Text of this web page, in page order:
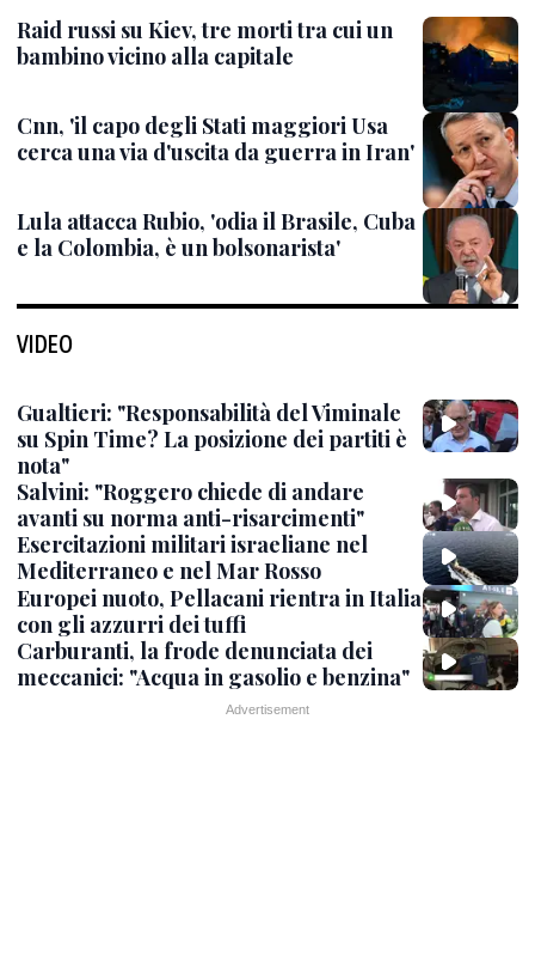
Raid russi su Kiev, tre morti tra cui un
bambino vicino alla capitale
Cnn, 'il capo degli Stati maggiori Usa
cerca una via d'uscita da guerra in Iran'
Lula attacca Rubio, 'odia il Brasile, Cuba
e la Colombia, è un bolsonarista'
VIDEO
Gualtieri: "Responsabilità del Viminale
su Spin Time? La posizione dei partiti è
nota"
Salvini: "Roggero chiede di andare
avanti su norma anti-risarcimenti"
Esercitazioni militari israeliane nel
Mediterraneo e nel Mar Rosso
Europei nuoto, Pellacani rientra in Italia
con gli azzurri dei tuffi
Carburanti, la frode denunciata dei
meccanici: "Acqua in gasolio e benzina"